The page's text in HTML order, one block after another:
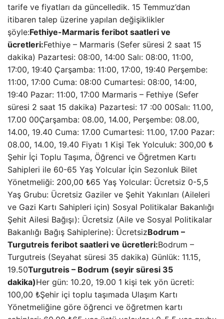
tarife ve fiyatları da güncelledik. 15 Temmuz’dan
itibaren talep üzerine yapılan değişiklikler
şöyle:Fethiye-Marmaris feribot saatleri ve
ücretleri:Fethiye – Marmaris (Sefer süresi 2 saat 15
dakika) Pazartesi: 08:00, 14:00 Salı: 08:00, 11:00,
17:00, 19:40 Çarşamba: 11:00, 17:00, 19:40 Perşembe:
11:00, 17:00 Cuma: 08:00 Cumartesi: 08:00, 14:00,
19:40 Pazar: 11:00, 17:00 Marmaris – Fethiye (Sefer
süresi 2 saat 15 dakika) Pazartesi: 17 :00 00Salı: 11.00,
17.00 00Çarşamba: 08.00, 14.00, Perşembe: 08.00,
14.00, 19.40 Cuma: 17.00 Cumartesi: 11.00, 17.00 Pazar:
08.00, 14.00, 19.40 Fiyatı 1 Kişi Tek Yolculuk: 300,00 ₺
Şehir İçi Toplu Taşıma, Öğrenci ve Öğretmen Kartı
Sahipleri ile 60-65 Yaş Yolcular İçin Sezonluk Bilet
Yönetmeliği: 200,00 ₺65 Yaş Yolcular: Ücretsiz 0-5,5
Yaş Grubu: Ücretsiz Gaziler ve Şehit Yakınları (Aileleri
ve Gazi Kartı Sahipleri için) Sosyal Politikalar Bakanlığı
Şehit Ailesi Bağışı): Ücretsiz (Aile ve Sosyal Politikalar
Bakanlığı Bağış Sahiplerine): ÜcretsizBodrum –
Turgutreis feribot saatleri ve ücretleri:Bodrum –
Turgutreis (Seyahat süresi 35 dakika) Günlük: 11.15,
19.50Turgutreis – Bodrum (seyir süresi 35
dakika)Her gün: 10.20, 19.00 1 kişi tek yön ücreti:
100,00 ₺Şehir içi toplu taşımada Ulaşım Kartı
Yönetmeliğine göre öğrenci ve öğretmen kartı